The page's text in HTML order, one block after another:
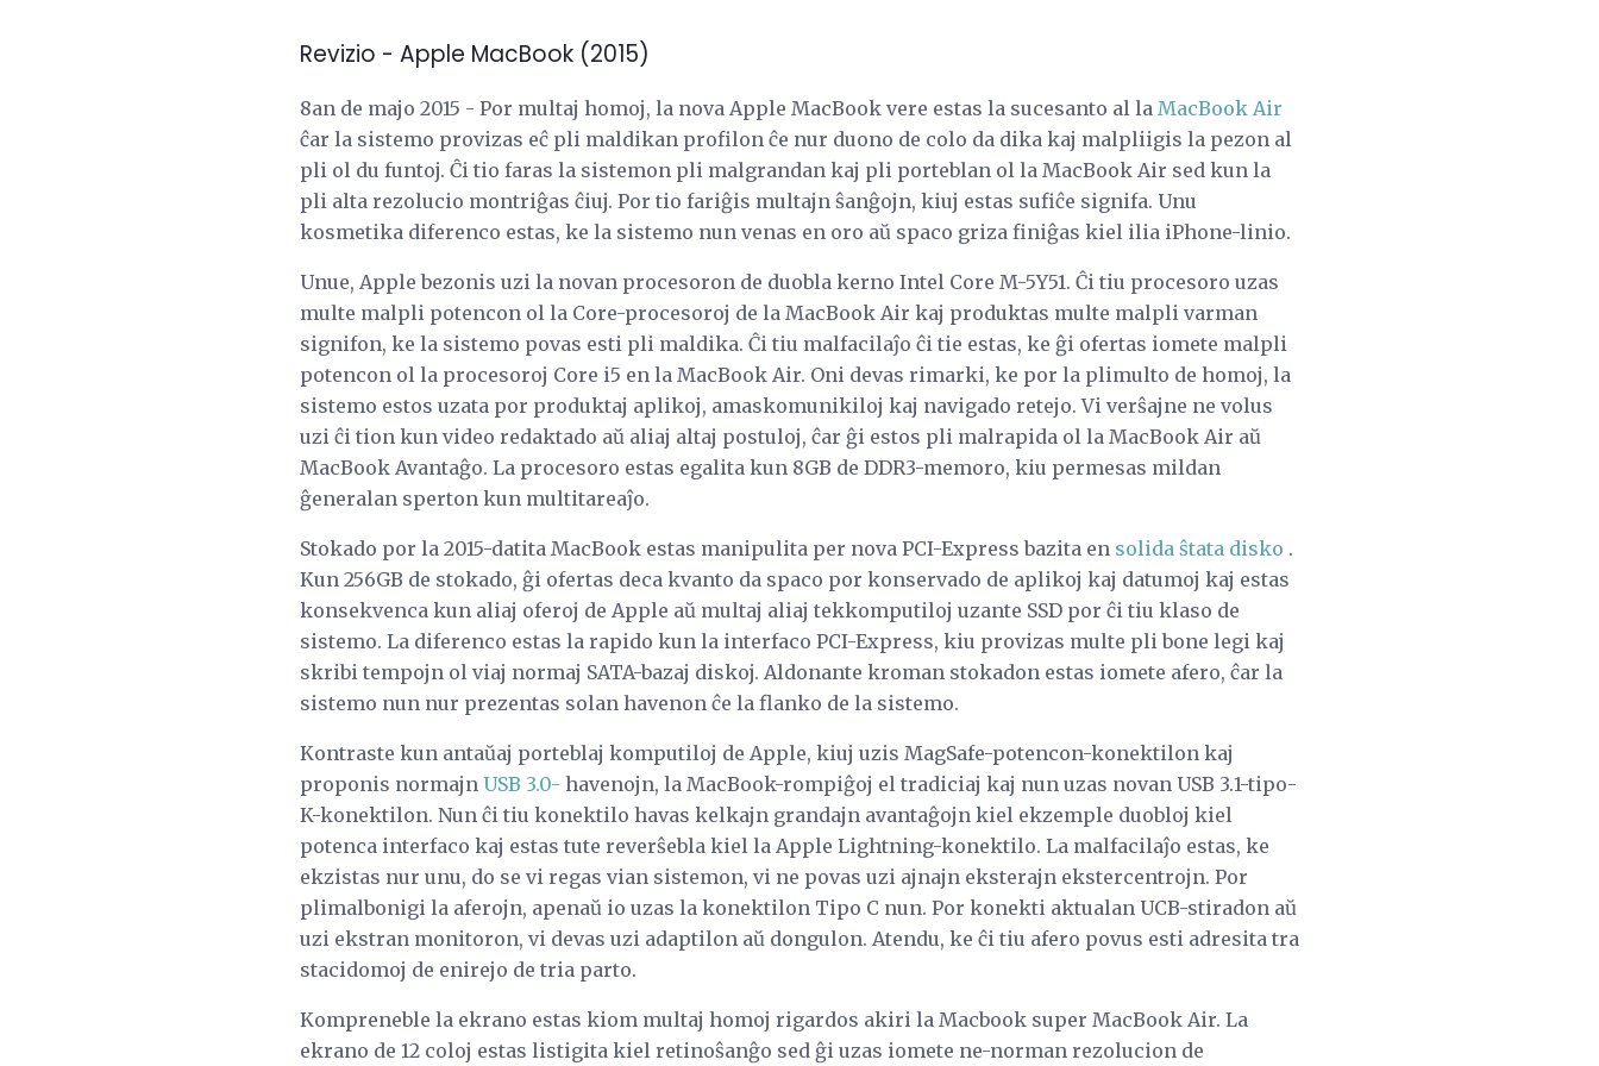
Revizio - Apple MacBook (2015)
8an de majo 2015 - Por multaj homoj, la nova Apple MacBook vere estas la sucesanto al la MacBook Air
ĉar la sistemo provizas eĉ pli maldikan profilon ĉe nur duono de colo da dika kaj malpliigis la pezon al
pli ol du funtoj. Ĉi tio faras la sistemon pli malgrandan kaj pli porteblan ol la MacBook Air sed kun la
pli alta rezolucio montriĝas ĉiuj. Por tio fariĝis multajn ŝanĝojn, kiuj estas sufiĉe signifa. Unu
kosmetika diferenco estas, ke la sistemo nun venas en oro aŭ spaco griza finiĝas kiel ilia iPhone-linio.
Unue, Apple bezonis uzi la novan procesoron de duobla kerno Intel Core M-5Y51. Ĉi tiu procesoro uzas
multe malpli potencon ol la Core-procesoroj de la MacBook Air kaj produktas multe malpli varman
signifon, ke la sistemo povas esti pli maldika. Ĉi tiu malfacilaĵo ĉi tie estas, ke ĝi ofertas iomete malpli
potencon ol la procesoroj Core i5 en la MacBook Air. Oni devas rimarki, ke por la plimulto de homoj, la
sistemo estos uzata por produktaj aplikoj, amaskomunikiloj kaj navigado retejo. Vi verŝajne ne volus
uzi ĉi tion kun video redaktado aŭ aliaj altaj postuloj, ĉar ĝi estos pli malrapida ol la MacBook Air aŭ
MacBook Avantaĝo. La procesoro estas egalita kun 8GB de DDR3-memoro, kiu permesas mildan
ĝeneralan sperton kun multitareaĵo.
Stokado por la 2015-datita MacBook estas manipulita per nova PCI-Express bazita en solida ŝtata disko .
Kun 256GB de stokado, ĝi ofertas deca kvanto da spaco por konservado de aplikoj kaj datumoj kaj estas
konsekvenca kun aliaj oferoj de Apple aŭ multaj aliaj tekkomputiloj uzante SSD por ĉi tiu klaso de
sistemo. La diferenco estas la rapido kun la interfaco PCI-Express, kiu provizas multe pli bone legi kaj
skribi tempojn ol viaj normaj SATA-bazaj diskoj. Aldonante kroman stokadon estas iomete afero, ĉar la
sistemo nun nur prezentas solan havenon ĉe la flanko de la sistemo.
Kontraste kun antaŭaj porteblaj komputiloj de Apple, kiuj uzis MagSafe-potencon-konektilon kaj
proponis normajn USB 3.0- havenojn, la MacBook-rompiĝoj el tradiciaj kaj nun uzas novan USB 3.1-tipo-
K-konektilon. Nun ĉi tiu konektilo havas kelkajn grandajn avantaĝojn kiel ekzemple duobloj kiel
potenca interfaco kaj estas tute reverŝebla kiel la Apple Lightning-konektilo. La malfacilaĵo estas, ke
ekzistas nur unu, do se vi regas vian sistemon, vi ne povas uzi ajnajn eksterajn ekstercentrojn. Por
plimalbonigi la aferojn, apenaŭ io uzas la konektilon Tipo C nun. Por konekti aktualan UCB-stiradon aŭ
uzi ekstran monitoron, vi devas uzi adaptilon aŭ dongulon. Atendu, ke ĉi tiu afero povus esti adresita tra
stacidomoj de enirejo de tria parto.
Kompreneble la ekrano estas kiom multaj homoj rigardos akiri la Macbook super MacBook Air. La
ekrano de 12 coloj estas listigita kiel retinoŝanĝo sed ĝi uzas iomete ne-norman rezolucion de